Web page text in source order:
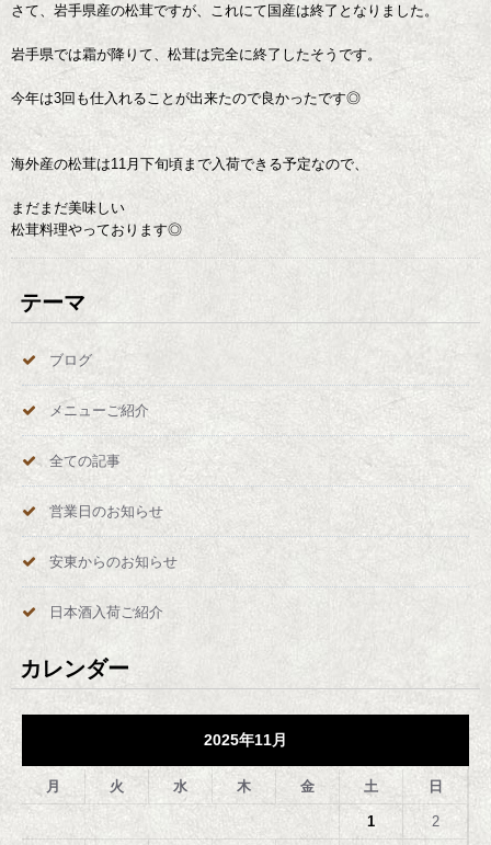
さて、岩手県産の松茸ですが、これにて国産は終了となりました。
岩手県では霜が降りて、松茸は完全に終了したそうです。
今年は3回も仕入れることが出来たので良かったです◎
海外産の松茸は11月下旬頃まで入荷できる予定なので、
まだまだ美味しい
松茸料理やっております◎
テーマ
ブログ
メニューご紹介
全ての記事
営業日のお知らせ
安東からのお知らせ
日本酒入荷ご紹介
カレンダー
2025年11月
月 火 水 木 金 土 日
1 2